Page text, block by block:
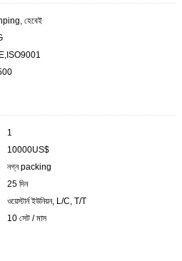
হেবেই
1
10000US$
নগ্ন packing
25 দিন
ওয়েস্টার্ন ইউনিয়ন, L/C, T/T
10 সেট / মাস